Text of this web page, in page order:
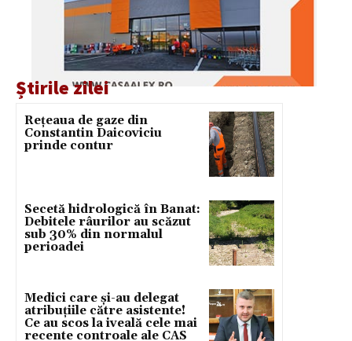
Știrile zilei
Rețeaua de gaze din
Constantin Daicoviciu
prinde contur
Secetă hidrologică în Banat:
Debitele râurilor au scăzut
sub 30% din normalul
perioadei
Medici care și-au delegat
atribuțiile către asistente!
Ce au scos la iveală cele mai
recente controale ale CAS